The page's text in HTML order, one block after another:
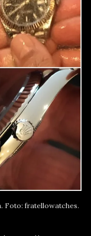
Foto: fratellowatches.